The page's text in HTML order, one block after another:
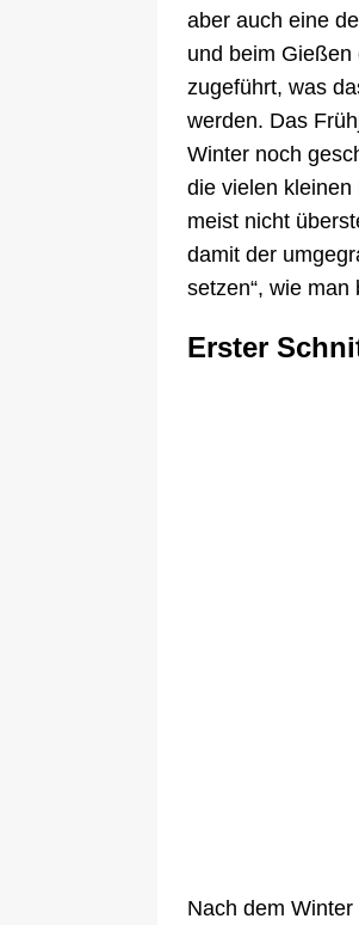
aber auch eine
und beim
zugeführt, was
werden. Das
Winter noch
die vielen
meist nicht
damit der
setzen“, wie
Erster
Nach dem